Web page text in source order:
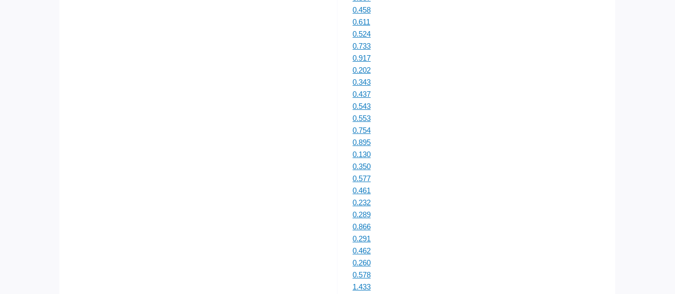
0.458
0.611
0.524
0.733
0.917
0.202
0.343
0.437
0.543
0.553
0.754
0.895
0.130
0.350
0.577
0.461
0.232
0.289
0.866
0.291
0.462
0.260
0.578
1.433